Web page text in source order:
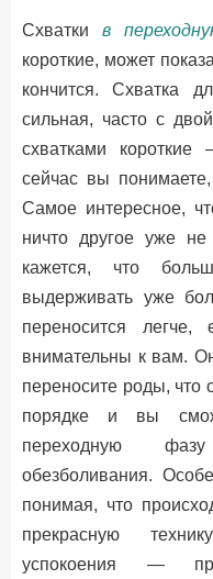
Схваткив
короткие, может
кончится. Схватка
сильная, часто с
схватками
сейчас вы
Самое интересное,
ничто другое уже
кажется, что
выдерживать уже
переносится
внимательны к вам.
переносите роды,
порядке и вы
переходную
обезболивания.
понимая, что
прекрасную
успокоения —